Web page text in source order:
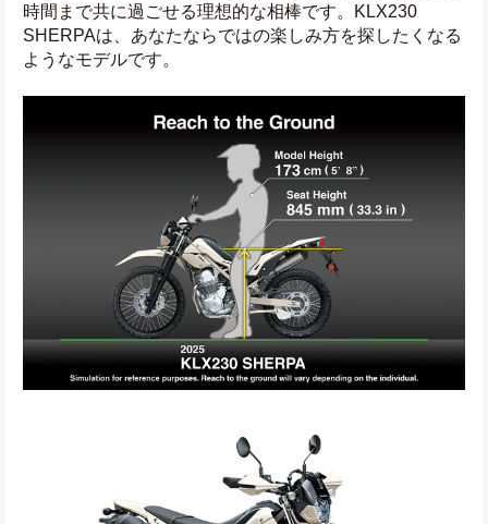
時間まで共に過ごせる理想的な相棒です。KLX230
SHERPAは、あなたならではの楽しみ方を探したくなる
ようなモデルです。